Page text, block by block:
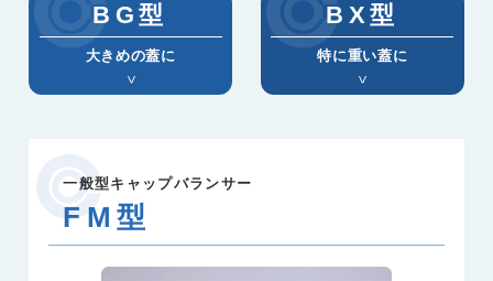
BG型
大きめの蓋に
BX型
特に重い蓋に
一般型キャップバランサー
FM型